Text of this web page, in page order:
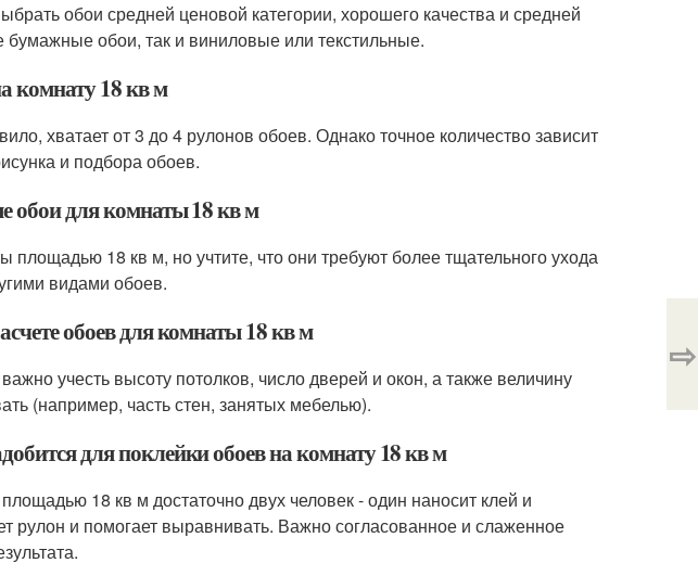
обои средней ценовой категории, хорошего качества и средней
бумажные обои, так и виниловые или текстильные.
комнату 18 кв м
хватает от 3 до 4 рулонов обоев. Однако точное количество зависит
и подбора обоев.
обои для комнаты 18 кв м
площадью 18 кв м, но учтите, что они требуют более тщательного ухода
видами обоев.
обоев для комнаты 18 кв м
учесть высоту потолков, число дверей и окон, а также величину
(например, часть стен, занятых мебелью).
для поклейки обоев на комнату 18 кв м
18 кв м достаточно двух человек - один наносит клей и
рулон и помогает выравнивать. Важно согласованное и слаженное
⇨